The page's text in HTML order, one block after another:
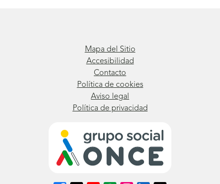
Mapa del Sitio
Accesibilidad
Contacto
Política de cookies
Aviso legal
Política de privacidad